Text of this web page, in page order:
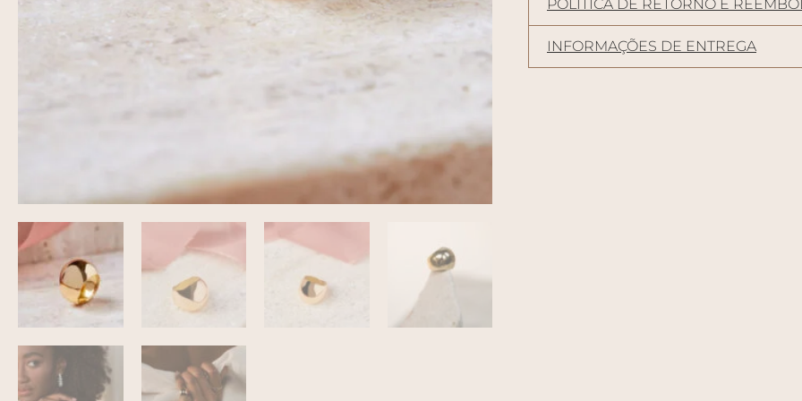
POLÍTICA DE RETORNO E
INFORMAÇÕES DE ENTREGA